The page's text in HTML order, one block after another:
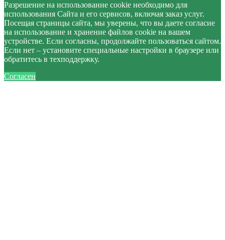
Разрешение на использование cookie необходимо для
использования Сайта и его сервисов, включая заказ услуг.
Посещая страницы сайта, мы уверены, что вы даете согласие
на использование и хранение файлов cookie на вашем
устройстве. Если согласны, продолжайте пользоваться сайтом.
Если нет – установите специальные настройки в браузере или
обратитесь в техподдержку.
Согласен